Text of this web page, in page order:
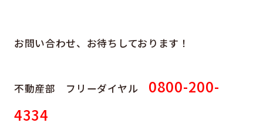
お問い合わせ、お待ちしております！
不動産部 フリーダイヤル 0800-200-
4334